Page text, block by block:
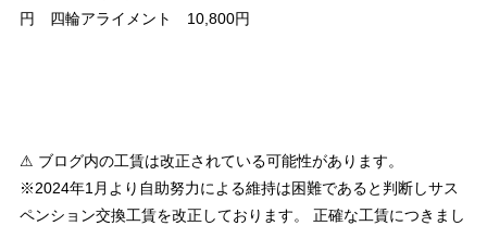
円 四輪アライメント 10,800円
⚠ ブログ内の工賃は改正されている可能性があります。
※2024年1月より自助努力による維持は困難であると判断しサス
ペンション交換工賃を改正しております。 正確な工賃につきまし